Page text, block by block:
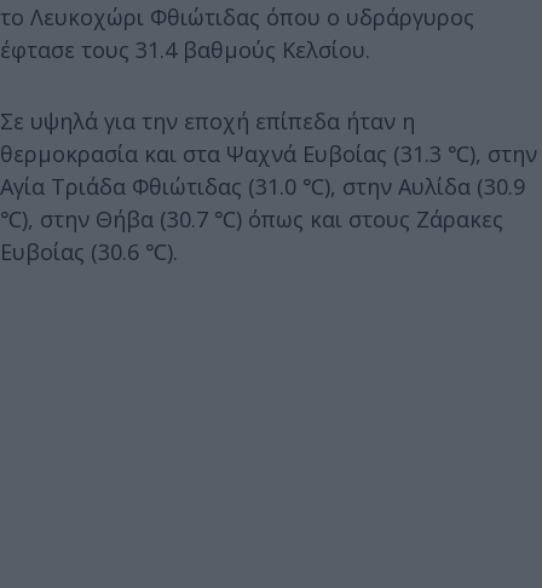
το Λευκοχώρι Φθιώτιδας όπου ο υδράργυρος
έφτασε τους 31.4 βαθμούς Κελσίου.
Σε υψηλά για την εποχή επίπεδα ήταν η
θερμοκρασία και στα Ψαχνά Ευβοίας (31.3 ℃), στην
Αγία Τριάδα Φθιώτιδας (31.0 ℃), στην Αυλίδα (30.9
℃), στην Θήβα (30.7 ℃) όπως και στους Ζάρακες
Ευβοίας (30.6 ℃).